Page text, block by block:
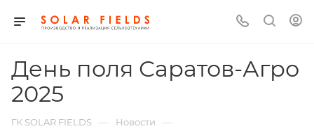
День поля Саратов-Агро
2025
ГК SOLAR FIELDS — Новости —